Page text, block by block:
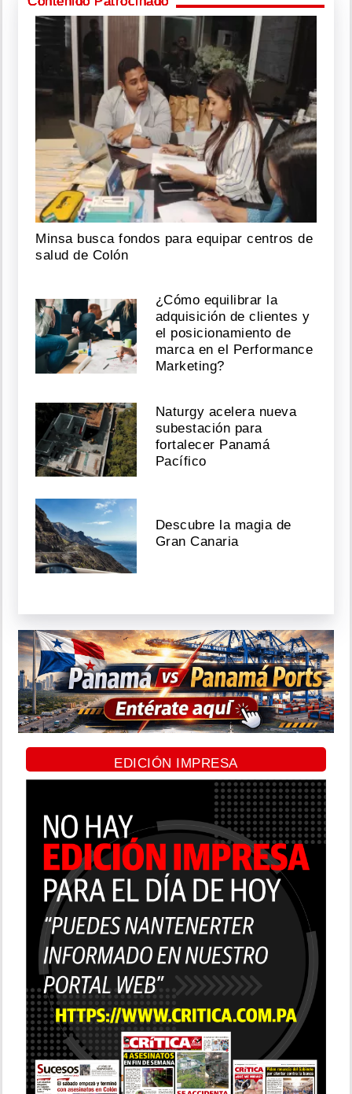
Minsa busca fondos para equipar centros de
salud de Colón
¿Cómo equilibrar la
adquisición de clientes y
el posicionamiento de
marca en el Performance
Marketing?
Naturgy acelera nueva
subestación para
fortalecer Panamá
Pacífico
Descubre la magia de
Gran Canaria
EDICIÓN IMPRESA